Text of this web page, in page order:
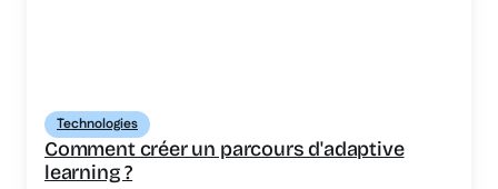
Technologies
Comment créer un parcours d'adaptive
learning ?